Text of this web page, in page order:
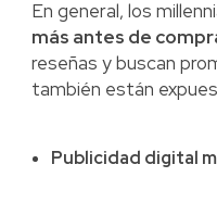
En general, los
más antes de
reseñas y buscan
también están
Publicidad digital